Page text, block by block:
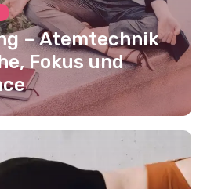
– Atemtechnik
Fokus und